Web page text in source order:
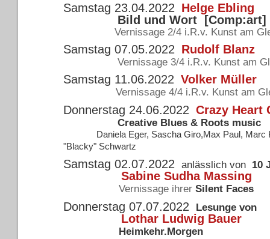
Samstag 23.04.2022 Helge Ebling
Bild und Wort [Comp:art]
Vernissage 2/4 i.R.v. Kunst am
Samstag 07.05.2022 Rudolf Blanz
Vernissage 3/4 i.R.v. Kunst am
Samstag 11.06.2022 Volker Müller
Vernissage 4/4 i.R.v. Kunst am
Donnerstag 24.06.2022 Crazy Heart
Creative Blues & Roots music
Daniela Eger, Sascha Giro,Max Paul, Marc
"Blacky" Schwartz
Samstag 02.07.2022 anlässlich von 10
Sabine Sudha Massing
Vernissage ihrer Silent Faces
Donnerstag 07.07.2022 Lesunge von
Lothar Ludwig Bauer
Heimkehr.Morgen